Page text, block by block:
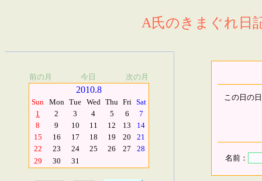
A氏のきまぐれ日
前の月 今日 次の月
2010.8
Sun Mon Tue Wed Thu Fri Sat
1
2 3 4 5 6
7
8
9 10 11 12 13
14
15
16 17 18 19 20
21
22
23 24 25 26 27
28
29
30 31
この日の
名前：